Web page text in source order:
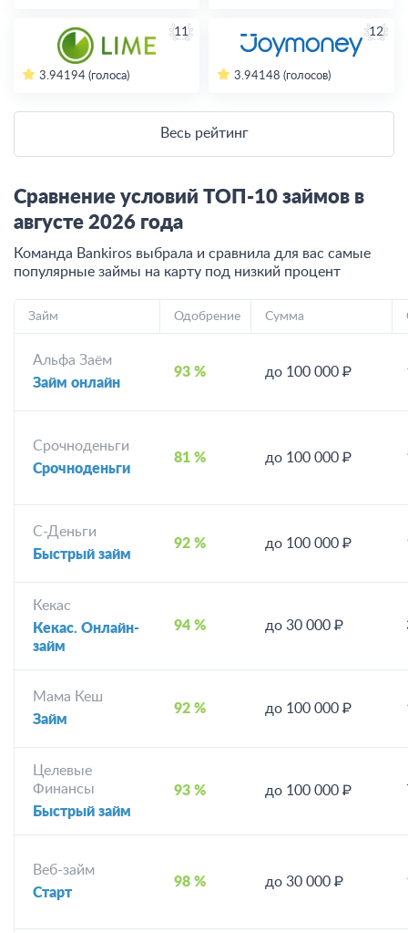
11
3.94194 (голоса)
12
3.94148 (голосов)
Весь рейтинг
Сравнение условий ТОП-10 займов в
августе 2026 года
Команда Bankiros выбрала и сравнила для вас самые
популярные займы на карту под низкий процент
Займ Одобрение Сумма
Альфа Заём
Займ онлайн
93 % до 100 000 ₽
Срочноденьги
Срочноденьги
81 % до 100 000 ₽
С-Деньги
Быстрый займ
92 % до 100 000 ₽
Кекас
Кекас. Онлайн-
займ
94 % до 30 000 ₽
Мама Кеш
Займ
92 % до 100 000 ₽
Целевые
Финансы
Быстрый займ
93 % до 100 000 ₽
Веб-займ
Старт
98 % до 30 000 ₽